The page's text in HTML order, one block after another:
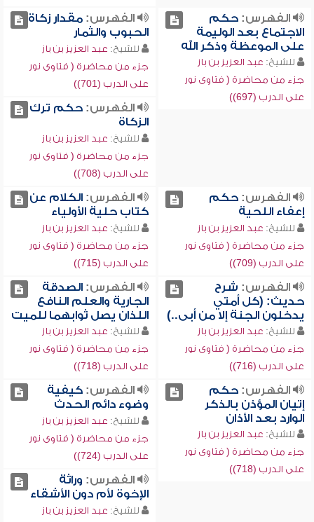
الفهرس:حكم
الاجتماع بعد الوليمة
على الموعظة وذكر الله
للشيخ: عبد العزيز بن باز
جزء من محاضرة ( فتاوى نور
على الدرب (697))
الفهرس:مقدار زكاة
الحبوب والثمار
للشيخ: عبد العزيز بن باز
جزء من محاضرة ( فتاوى نور
على الدرب (701))
الفهرس:حكم ترك
الزكاة
للشيخ: عبد العزيز بن باز
جزء من محاضرة ( فتاوى نور
على الدرب (708))
الفهرس:حكم
إعفاء اللحية
للشيخ: عبد العزيز بن باز
جزء من محاضرة ( فتاوى نور
على الدرب (709))
الفهرس:الكلام عن
كتاب حلية الأولياء
للشيخ: عبد العزيز بن باز
جزء من محاضرة ( فتاوى نور
على الدرب (715))
الفهرس: شرح
حديث: (كل أمتي
يدخلون الجنة إلا من أبى..)
للشيخ: عبد العزيز بن باز
جزء من محاضرة ( فتاوى نور
على الدرب (716))
الفهرس:الصدقة
الجارية والعلم النافع
اللذان يصل ثوابهما للميت
للشيخ: عبد العزيز بن باز
جزء من محاضرة ( فتاوى نور
على الدرب (718))
الفهرس:حكم
إتيان المؤذن بالذكر
الوارد بعد الأذان
للشيخ: عبد العزيز بن باز
جزء من محاضرة ( فتاوى نور
على الدرب (718))
الفهرس:كيفية
وضوء دائم الحدث
للشيخ: عبد العزيز بن باز
جزء من محاضرة ( فتاوى نور
على الدرب (724))
الفهرس: وراثة
الإخوة لأم دون الأشقاء
للشيخ: عبد العزيز بن باز